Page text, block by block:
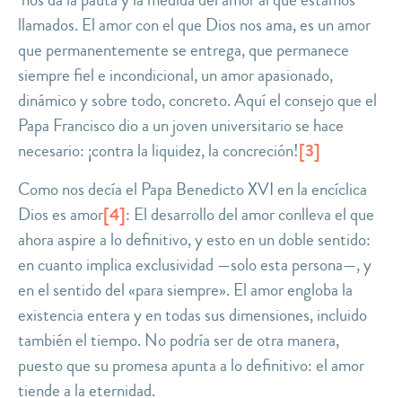
llamados. El amor con el que Dios nos ama, es un amor
que permanentemente se entrega, que permanece
siempre fiel e incondicional, un amor apasionado,
dinámico y sobre todo, concreto. Aquí el consejo que el
Papa Francisco dio a un joven universitario se hace
necesario: ¡contra la liquidez, la concreción![3]
Como nos decía el Papa Benedicto XVI en la encíclica
Dios es amor[4]: El desarrollo del amor conlleva el que
ahoraaspire a lo definitivo, y esto en un doble sentido:
en cuanto implica exclusividad —solo esta persona—, y
en el sentido del «para siempre». El amor engloba la
existencia entera y en todas sus dimensiones, incluido
también el tiempo. No podría ser de otra manera,
puesto que su promesa apunta a lo definitivo:el amor
tiende a la eternidad.